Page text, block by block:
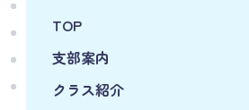
TOP
支部案内
クラス紹介